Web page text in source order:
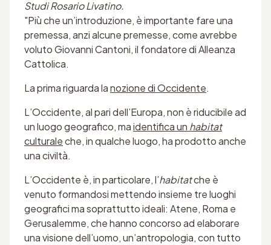
Studi Rosario Livatino.
"Più che un’introduzione, è importante fare una
premessa, anzi alcune premesse, come avrebbe
voluto Giovanni Cantoni, il fondatore di Alleanza
Cattolica.
La prima riguarda lanozione di Occidente.
L’Occidente, al pari dell’Europa, non è riducibile ad
un luogo geografico, maidentifica un habitat
culturaleche, in qualche luogo, ha prodotto anche
una civiltà.
L’Occidente è, in particolare, l’habitatche è
venuto formandosi mettendo insieme tre luoghi
geografici ma soprattutto ideali: Atene, Roma e
Gerusalemme, che hanno concorso ad elaborare
una visione dell’uomo, un’antropologia, con tutto